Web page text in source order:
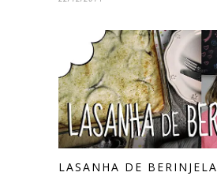
LASANHA DE BERINJELA